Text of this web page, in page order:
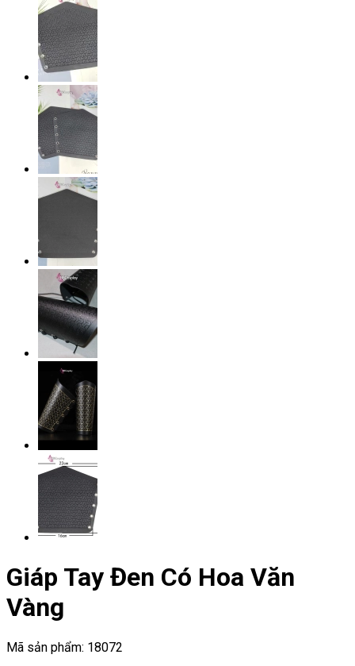
Giáp Tay Đen Có Hoa Văn
Vàng
Mã sản phẩm: 18072